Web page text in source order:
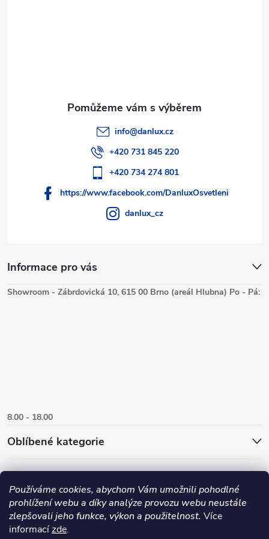
Používáme cookies, abychom Vám umožnili pohodlné
prohlížení webu a díky analýze provozu webu neustále
zlepšovali jeho funkce, výkon a použitelnost. Více
informacízde.
Informace pro vás
info@danlux.cz
+420 731 845 220
+420 734 274 801
https://www.facebook.com/DanluxOsvetleni
danlux_cz
Showroom - Zábrdovická 10, 615 00 Brno (areál Hlubna) Po - Pá:
8.00 - 18.00
Oblíbené kategorie